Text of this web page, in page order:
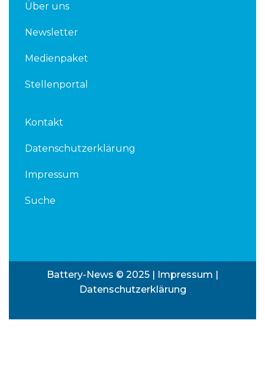
Über uns
Newsletter
Medienpaket
Stellenportal
Kontakt
Datenschutzerklärung
Impressum
Suche
Battery-News © 2025 | Impressum
Datenschutzerklärung